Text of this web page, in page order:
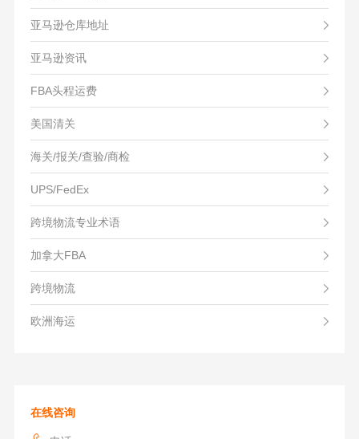
亚马逊仓库地址
亚马逊资讯
FBA头程运费
美国清关
海关/报关/查验/商检
UPS/FedEx
跨境物流专业术语
加拿大FBA
跨境物流
欧洲海运
在线咨询